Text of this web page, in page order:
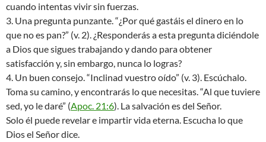
cuando intentas vivir sin fuerzas.
3. Una pregunta punzante. “¿Por qué gastáis el dinero en lo
que no es pan?” (v. 2). ¿Responderás a esta pregunta diciéndole
a Dios que sigues trabajando y dando para obtener
satisfacción y, sin embargo, nunca lo logras?
4. Un buen consejo. “Inclinad vuestro oído” (v. 3). Escúchalo.
Toma su camino, y encontrarás lo que necesitas. “Al que tuviere
sed, yo le daré” (Apoc. 21:6). La salvación es del Señor.
Solo él puede revelar e impartir vida eterna. Escucha lo que
Dios el Señor dice.